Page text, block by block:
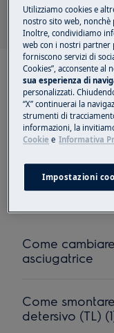
plastic
as
Come
asciugatrice
Come
detersivo (TL)
Utilizziamo cookies e
nostro sito web,
Inoltre, condividiamo
web con i nostri partner
forniscono servizi di
Cookies”, acconsente
sua esperienza di
personalizzati.
“X” continuerai la
strumenti di
informazioni, la
Cookie e Informativa
Impostazioni